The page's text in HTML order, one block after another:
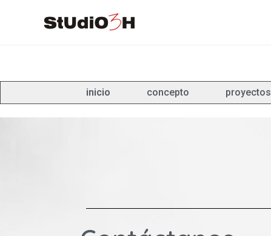
inicio concepto proyectos